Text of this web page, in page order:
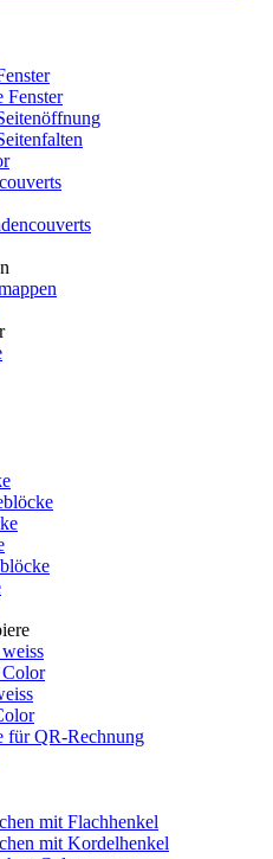
Fenster
Color
für QR-Rechnung
mit Flachhenkel
mit Kordelhenkel